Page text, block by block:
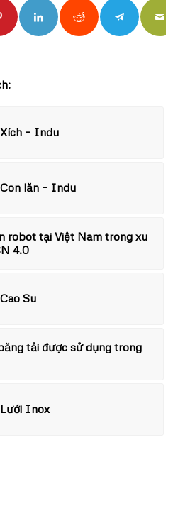
– Indu
lăn – Indu
robot tại Việt Nam trong xu
4.0
Su
tải được sử dụng trong
Inox